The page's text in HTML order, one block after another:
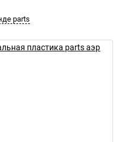
parts